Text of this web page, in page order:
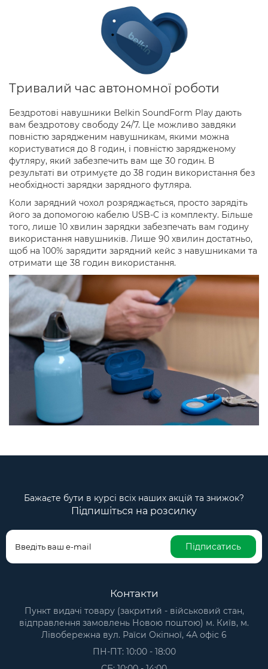
Тривалий час автономної роботи
Бездротові навушники Belkin SoundForm Play дають
вам бездротову свободу 24/7. Це можливо завдяки
повністю зарядженим навушникам, якими можна
користуватися до 8 годин, і повністю зарядженому
футляру, який забезпечить вам ще 30 годин. В
результаті ви отримуєте до 38 годин використання без
необхідності зарядки зарядного футляра.
Коли зарядний чохол розряджається, просто зарядіть
його за допомогою кабелю USB-C із комплекту. Більше
того, лише 10 хвилин зарядки забезпечать вам годину
використання навушників. Лише 90 хвилин достатньо,
щоб на 100% зарядити зарядний кейс з навушниками та
отримати ще 38 годин використання.
Бажаєте бути в курсі всіх наших акцій та знижок?
Підпишіться на розсилку
Підписатись
Контакти
Пункт видачі товару (закритий - військовий стан,
відправлення замовлень Новою поштою) м. Київ, м.
Лівобережна вул. Раїси Окіпної, 4А офіс 6
ПН-ПТ: 10:00 - 18:00